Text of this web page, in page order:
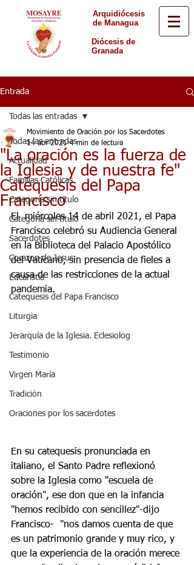
Arquidiócesis
de Managua
Diócesis de
Granada
Entrada
Todas las entradas
Actualidad
Familias Católicas
Categoría sin título
Categoría sin título
Sacerdotes
Corazon de Jesus
Eucaristía
Catequesis del Papa Francisco
Liturgia
Jerarquía de la Iglesia. Eclesiolog
Testimonio
Virgen María
Tradición
Oraciones por los sacerdotes
Todas las entradas
"La oración es la fuerza de
la Iglesia y de nuestra fe"
Catequesis del Papa
Francisco
Movimiento de Oración por los Sacerdotes
14 abr 2021 4 min de lectura
El  miércoles 14 de abril 2021, el Papa
Francisco celebró su Audiencia General
en la Biblioteca del Palacio Apostólico
del Vaticano, sin presencia de fieles a
causa de las restricciones de la actual
pandemia.
En su catequesis pronunciada en
italiano, el Santo Padre reflexionó
sobre la Iglesia como "escuela de
oración", ese don que en la infancia
"hemos recibido con sencillez"-dijo
Francisco-  "nos damos cuenta de que
es un patrimonio grande y muy rico, y
que la experiencia de la oración merece